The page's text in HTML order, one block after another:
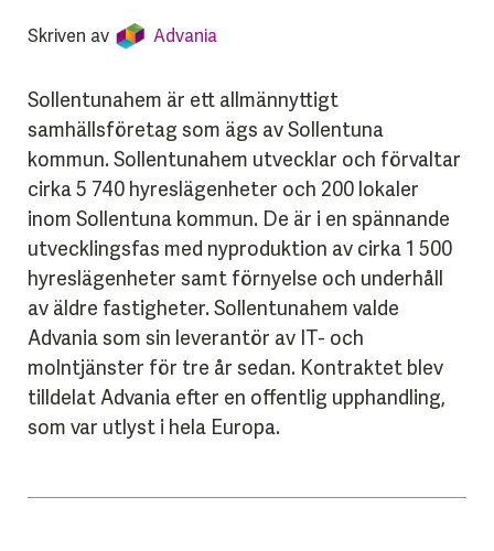
Skriven av Advania
Sollentunahem är ett allmännyttigt
samhällsföretag som ägs av Sollentuna
kommun. Sollentunahem utvecklar och förvaltar
cirka 5 740 hyreslägenheter och 200 lokaler
inom Sollentuna kommun. De är i en spännande
utvecklingsfas med nyproduktion av cirka 1 500
hyreslägenheter samt förnyelse och underhåll
av äldre fastigheter. Sollentunahem valde
Advania som sin leverantör av IT- och
molntjänster för tre år sedan. Kontraktet blev
tilldelat Advania efter en offentlig upphandling,
som var utlyst i hela Europa.